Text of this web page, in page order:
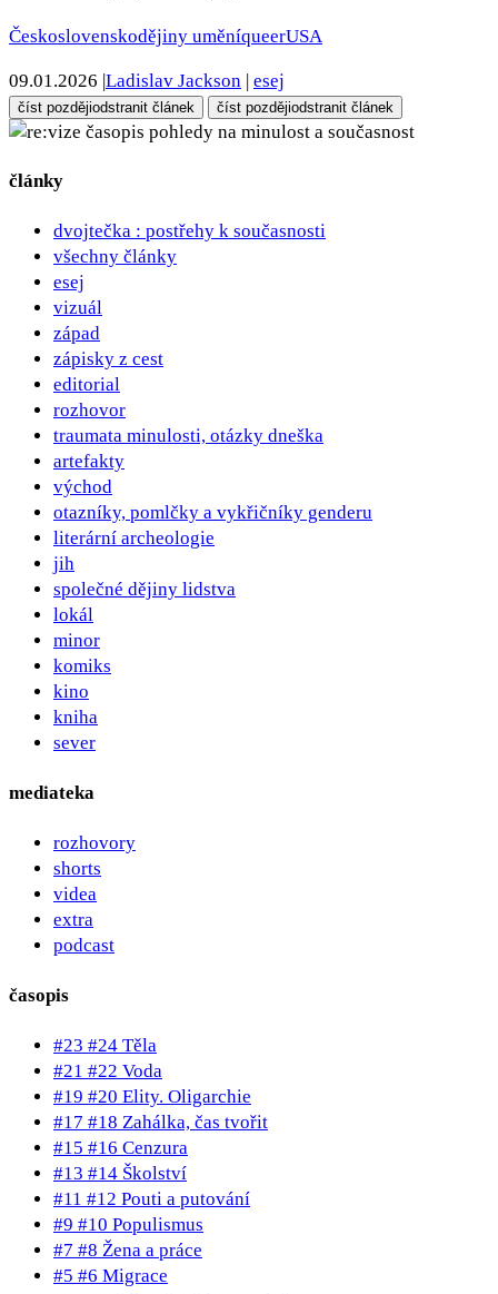
Československodějiny uměníqueerUSA
09.01.2026 |Ladislav Jackson | esej
číst pozdějiodstranit článek číst pozdějiodstranit článek
pohledy na minulost a současnost
články
dvojtečka : postřehy k současnosti
všechny články
esej
vizuál
západ
zápisky z cest
editorial
rozhovor
traumata minulosti, otázky dneška
artefakty
východ
otazníky, pomlčky a vykřičníky genderu
literární archeologie
jih
společné dějiny lidstva
lokál
minor
komiks
kino
kniha
sever
mediateka
rozhovory
shorts
videa
extra
podcast
časopis
#23 #24 Těla
#21 #22 Voda
#19 #20 Elity. Oligarchie
#17 #18 Zahálka, čas tvořit
#15 #16 Cenzura
#13 #14 Školství
#11 #12 Pouti a putování
#9 #10 Populismus
#7 #8 Žena a práce
#5 #6 Migrace